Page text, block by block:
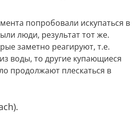
попробовали искупаться в
люди, результат тот же.
заметно реагируют, т.е.
воды, то другие купающиеся
продолжают плескаться в